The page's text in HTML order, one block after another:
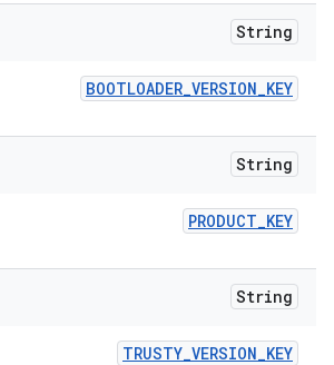
String
BOOTLOADER_VERSION_KEY
String
PRODUCT_KEY
String
TRUSTY_VERSION_KEY